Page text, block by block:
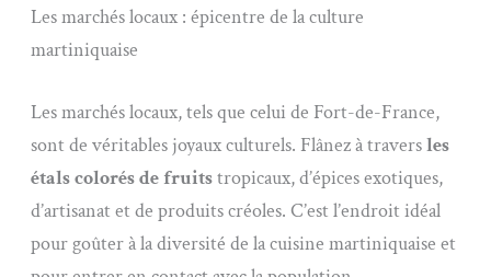
Les marchés locaux : épicentre de la culture
martiniquaise
Les marchés locaux, tels que celui de Fort-de-France,
sont de véritables joyaux culturels. Flânez à traversles
étals colorés de fruitstropicaux, d’épices exotiques,
d’artisanat et de produits créoles. C’est l’endroit idéal
pour goûter à la diversité de la cuisine martiniquaise et